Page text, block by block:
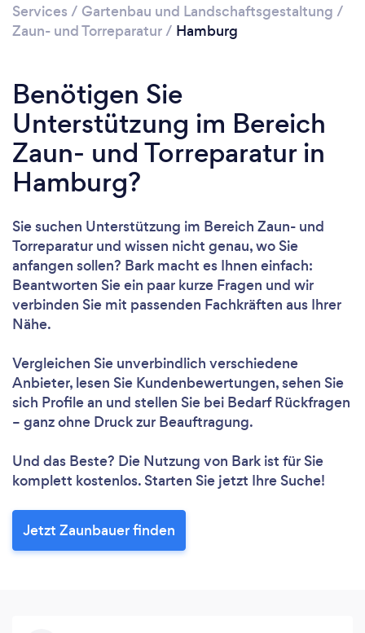
Services / Gartenbau und Landschaftsgestaltung /
Zaun- und Torreparatur/ Hamburg
Benötigen Sie
Unterstützung im Bereich
Zaun- und Torreparatur in
Hamburg?
Sie suchen Unterstützung im Bereich Zaun- und
Torreparatur und wissen nicht genau, wo Sie
anfangen sollen? Bark macht es Ihnen einfach:
Beantworten Sie ein paar kurze Fragen und wir
verbinden Sie mit passenden Fachkräften aus Ihrer
Nähe.
Vergleichen Sie unverbindlich verschiedene
Anbieter, lesen Sie Kundenbewertungen, sehen Sie
sich Profile an und stellen Sie bei Bedarf Rückfragen
– ganz ohne Druck zur Beauftragung.
Und das Beste? Die Nutzung von Bark ist für Sie
komplett kostenlos. Starten Sie jetzt Ihre Suche!
Jetzt Zaunbauer finden